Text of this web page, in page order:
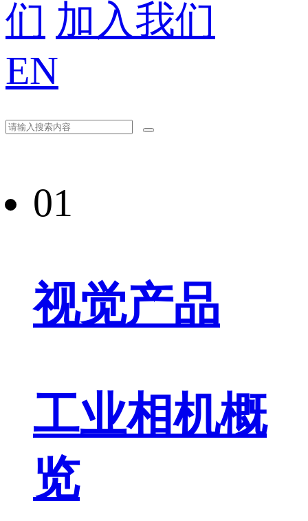
们 加入我们
EN
01
视觉产品
工业相机概
览